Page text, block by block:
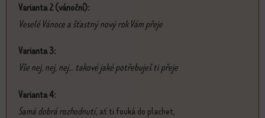
Varianta 2 (vánoční):
Veselé Vánoce a šťastný nový rok Vám přeje
Varianta 3:
Vše nej, nej, nej... takové jaké potřebuješ ti přeje
Varianta 4:
Samá dobrá rozhodnutí, ať ti fouká do plachet,